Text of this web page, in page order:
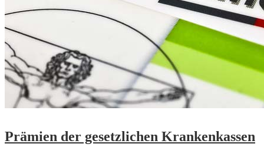
Prämien der gesetzlichen Krankenkassen